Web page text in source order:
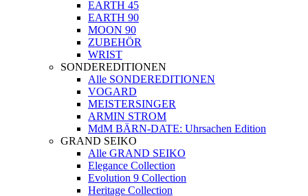
EARTH 45
EARTH 90
MOON 90
ZUBEHÖR
WRIST
SONDEREDITIONEN
Alle SONDEREDITIONEN
VOGARD
MEISTERSINGER
ARMIN STROM
MdM BÄRN-DATE: Uhrsachen Edition
GRAND SEIKO
Alle GRAND SEIKO
Elegance Collection
Evolution 9 Collection
Heritage Collection